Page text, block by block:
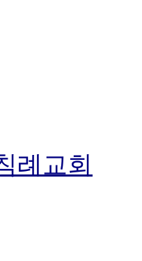
례교회